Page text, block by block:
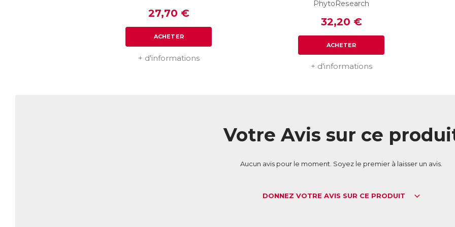
même formule. Sa composition unique lui permet d’agir de manière
éléments du système locomoteur (articulations, os, muscles et
préserver le capital mobilité. Sa très forte concentration en principes
27,70 €
ACHETER
+ d'informations
PhytoResearch
32,20 €
ACHETER
+ d'informations
Votre Avis sur ce
Aucun avis pour le moment. Soyez le premier à laisser un avis.
DONNEZ VOTRE AVIS SUR CE PRODUIT